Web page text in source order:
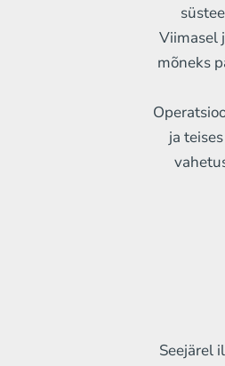
USDT TRC20
Viimasel
mõneks
ja
Seejärel